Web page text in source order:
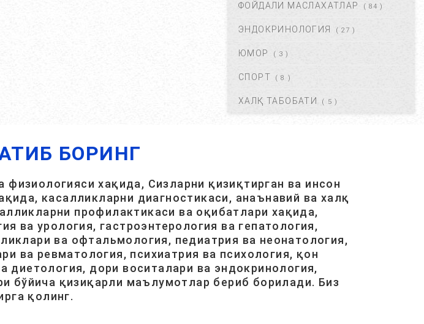
ҚУТУЛИШ ЙЎЛЛАРИ....
ИЮЛ 16, 2021
ОСТЕОХОНДРОЗ НИМА,
САБАБЛАРИ, ТУРЛАРИ,
АСОРАТЛАРИ. ...
ГАЙМОРИТ, БЕЛГИЛАРИ ВА
ТУРЛАРИ. ...
ФОЙДАЛИ МАСЛАХАТЛАР ( 84 )
ЭНДОКРИНОЛОГИЯ ( 27 )
ЮМОР ( 3 )
СПОРТ ( 8 )
ХАЛҚ ТАБОБАТИ ( 5 )
БОРИНГ
хақида, Сизларни қизиқтирган ва инсон
касалликларни диагностикаси, анаънавий ва халқ
профилактикаси ва оқибатлари хақида,
ва урология, гастроэнтерология ва гепатология,
ва офтальмология, педиатрия ва неонатология,
ва ревматология, психиатрия ва психология, қон
диетология, дори воситалари ва эндокринология,
бўйича қизиқарли маълумотлар бериб борилади. Биз
қолинг.